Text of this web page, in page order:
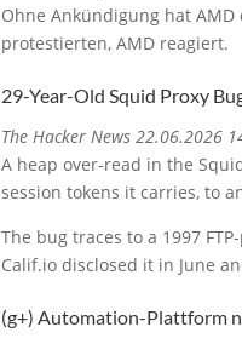
Ohne Ankündigung hat
protestierten, AMD reagiert.
29-Year-Old Squid Proxy
The Hacker News 22.06.2026
A heap over-read in the
session tokens it carries, to
The bug traces to a 1997
Calif.io disclosed it in June
(g+) Automation-Plattform